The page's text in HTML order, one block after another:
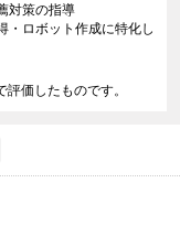
対策の指導
・ロボット作成に特化し
価したものです。